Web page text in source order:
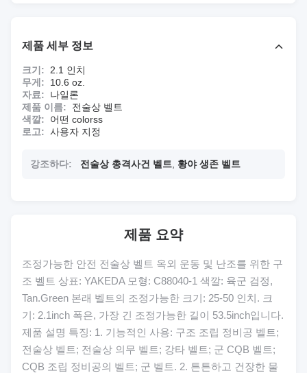
제품 세부 정보
크기:
2.1 인치
무게:
10.6 oz.
자료:
나일론
제품 이름:
전술상 벨트
색깔:
어떤 colorss
로고: 사용자 지정
강조하다: 전술상 총격사건 벨트 황야 생존 벨트
제품 요약
조정가능한 안전 전술상 벨트 옥외 운동 및 난조를 위한 구
조 벨트 상표: YAKEDA 모형: C88040-1 색깔: 육군 검정,
Tan.Green 본래 벨트의 조정가능한 크기: 25-50 인치. 크
기: 2.1inch 폭은, 가장 긴 조정가능한 길이 53.5inch입니다.
제품 설명 특징: 1. 기능적인 사용: 구조 조립 정비공 벨트;
전술상 벨트; 전술상 의무 벨트; 강타 벨트; 군 CQB 벨트;
CQB 조립 정비공의 벨트; 군 벨트. 2. 튼튼하고 건장한 물